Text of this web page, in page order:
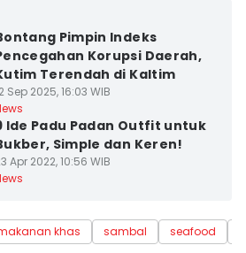
Pimpin Indeks
Korupsi Daerah,
Terendah di Kaltim
Sep 2025, 16:03 WIB
Ide Padu Padan Outfit untuk
Simple dan Keren!
Apr 2022, 10:56 WIB
khas sambal seafood